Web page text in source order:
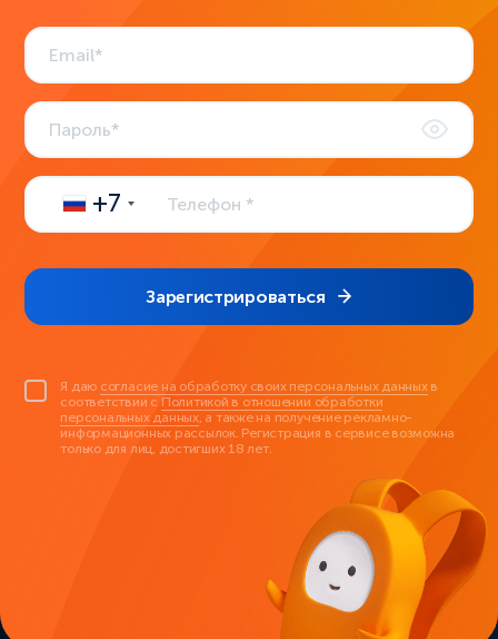
+7
Зарегистрироваться
Я даю согласие на обработку своих персональных данныхв
соответствии с Политикой в отношении обработки
персональных данных, а также на получение рекламно-
информационных рассылок. Регистрация в сервисе возможна
только для лиц, достигших 18 лет.